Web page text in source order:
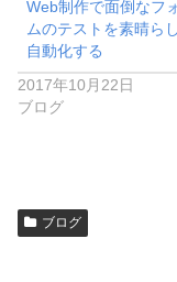
Web制作で面倒なフ
ムのテストを素晴ら
自動化する
2017年10月22日
ブログ
ブログ